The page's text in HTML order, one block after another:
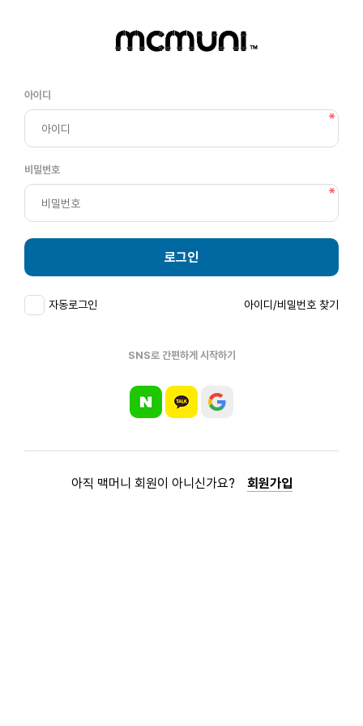
아이디
비밀번호
로그인
자동로그인 아이디/비밀번호 찾기
SNS로 간편하게 시작하기
아직 맥머니 회원이 아니신가요? 회원가입